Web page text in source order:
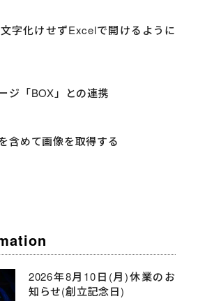
字化けせずExcelで開けるように
ジ「BOX」との連携
含めて画像を取得する
2026年8月10日(月)休業のお
知らせ(創立記念日)